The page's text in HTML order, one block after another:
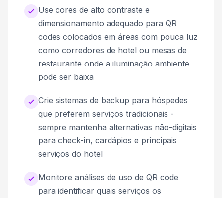
Use cores de alto contraste e
dimensionamento adequado para QR
codes colocados em áreas com pouca luz
como corredores de hotel ou mesas de
restaurante onde a iluminação ambiente
pode ser baixa
Crie sistemas de backup para hóspedes
que preferem serviços tradicionais -
sempre mantenha alternativas não-digitais
para check-in, cardápios e principais
serviços do hotel
Monitore análises de uso de QR code
para identificar quais serviços os